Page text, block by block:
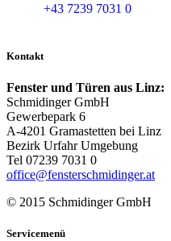
+43 7239 7031 0
Kontakt
Fenster und Türen aus Linz:
Schmidinger GmbH
Gewerbepark 6
A-4201 Gramastetten bei Linz
Bezirk Urfahr Umgebung
Tel 07239 7031 0
office@fensterschmidinger.at
© 2015 Schmidinger GmbH
Servicemenü